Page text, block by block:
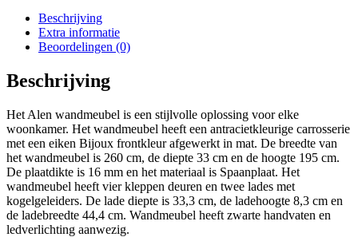
Beschrijving
Extra informatie
Beoordelingen (0)
Beschrijving
Het Alen wandmeubel is een stijlvolle oplossing voor elke
woonkamer. Het wandmeubel heeft een antracietkleurige carrosserie
met een eiken Bijoux frontkleur afgewerkt in mat. De breedte van
het wandmeubel is 260 cm, de diepte 33 cm en de hoogte 195 cm.
De plaatdikte is 16 mm en het materiaal is Spaanplaat. Het
wandmeubel heeft vier kleppen deuren en twee lades met
kogelgeleiders. De lade diepte is 33,3 cm, de ladehoogte 8,3 cm en
de ladebreedte 44,4 cm. Wandmeubel heeft zwarte handvaten en
ledverlichting aanwezig.